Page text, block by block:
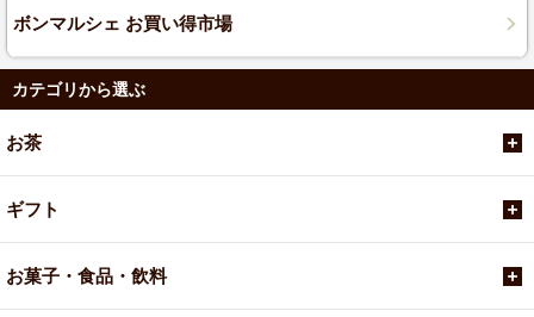
ボンマルシェ お買い得市場
カテゴリから選ぶ
お茶
ギフト
お菓子・食品・飲料